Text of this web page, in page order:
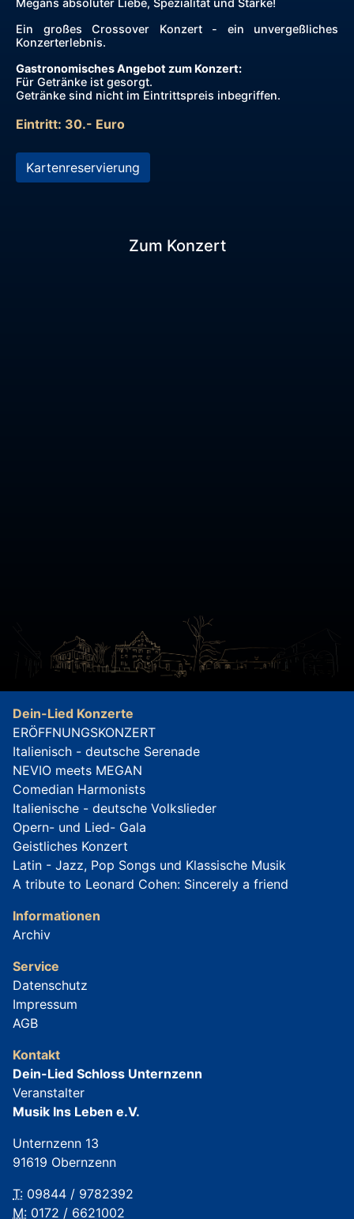
Megans absoluter Liebe, Spezialität und Stärke!
Ein großes Crossover Konzert - ein unvergeßliches
Konzerterlebnis.
Gastronomisches Angebot zum Konzert:
Für Getränke ist gesorgt.
Getränke sind nicht im Eintrittspreis inbegriffen.
Eintritt: 30.- Euro
Kartenreservierung
Zum Konzert
Dein-Lied Konzerte
ERÖFFNUNGSKONZERT
Italienisch - deutsche Serenade
NEVIO meets MEGAN
Comedian Harmonists
Italienische - deutsche Volkslieder
Opern- und Lied- Gala
Geistliches Konzert
Latin - Jazz, Pop Songs und Klassische Musik
A tribute to Leonard Cohen: Sincerely a friend
Informationen
Archiv
Service
Datenschutz
Impressum
AGB
Kontakt
Dein-Lied Schloss Unternzenn
Veranstalter
Musik Ins Leben e.V.
Unternzenn 13
91619 Obernzenn
T: 09844 / 9782392
M: 0172 / 6621002